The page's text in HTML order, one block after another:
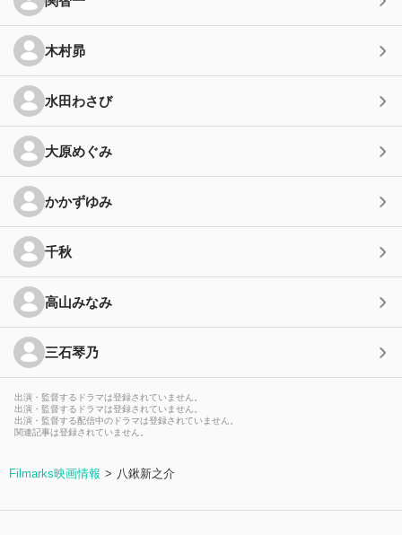
木村昴
水田わさび
大原めぐみ
かかずゆみ
千秋
高山みなみ
三石琴乃
出演・監督するドラマは登録されていません。
出演・監督するドラマは登録されていません。
出演・監督する配信中のドラマは登録されていません。
関連記事は登録されていません。
Filmarks映画情報 八鍬新之介